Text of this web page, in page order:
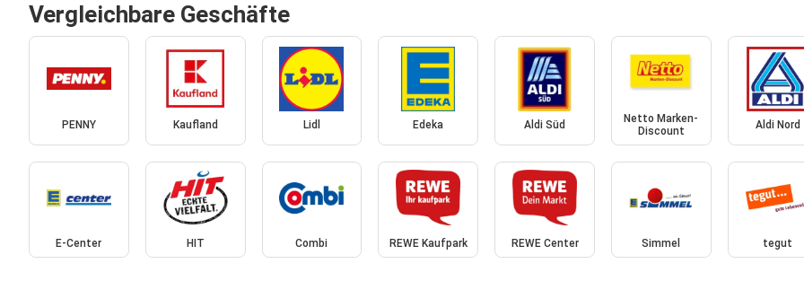
Vergleichbare Geschäfte
PENNY Kaufland Lidl Edeka Aldi Süd
Netto Marken-
Discount
Aldi Nord
E-Center HIT Combi REWE Kaufpark REWE Center Simmel tegut